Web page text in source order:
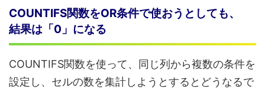
COUNTIFS関数をOR条件で使おうとしても、
結果は「0」になる
COUNTIFS関数を使って、同じ列から複数の条件を
設定し、セルの数を集計しようとするとどうなるで